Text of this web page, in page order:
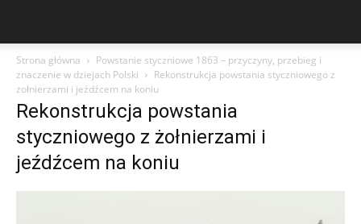
Strona główna
Powstanie styczniowe 1863 – przyczyny, przebieg i
znaczenie w dziejach Polski
Rekonstrukcja powstania styczniowego z
żołnierzami i jeźdźcem na koniu
Rekonstrukcja powstania
styczniowego z żołnierzami i
jeźdźcem na koniu